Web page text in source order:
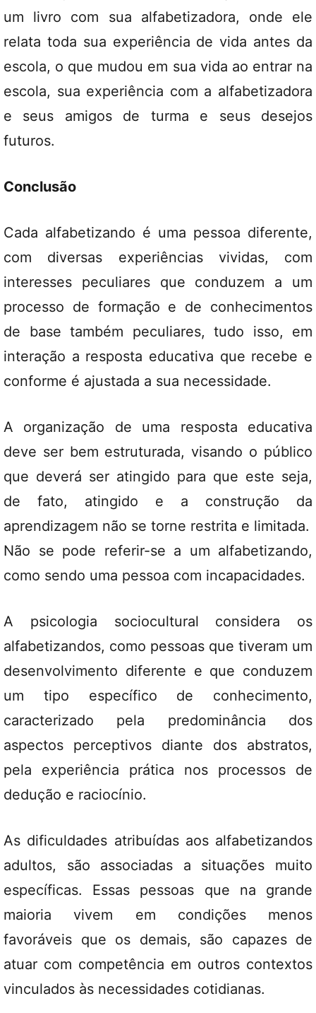
um livro com sua alfabetizadora, onde ele
relata toda sua experiência de vida antes da
escola, o que mudou em sua vida ao entrar na
escola, sua experiência com a alfabetizadora
e seus amigos de turma e seus desejos
futuros.
Conclusão
Cada alfabetizando é uma pessoa diferente,
com diversas experiências vividas, com
interesses peculiares que conduzem a um
processo de formação e de conhecimentos
de base também peculiares, tudo isso, em
interação a resposta educativa que recebe e
conforme é ajustada a sua necessidade.
A organização de uma resposta educativa
deve ser bem estruturada, visando o público
que deverá ser atingido para que este seja,
de fato, atingido e a construção da
aprendizagem não se torne restrita e limitada.
Não se pode referir-se a um alfabetizando,
como sendo uma pessoa com incapacidades.
A psicologia sociocultural considera os
alfabetizandos, como pessoas que tiveram um
desenvolvimento diferente e que conduzem
um tipo específico de conhecimento,
caracterizado pela predominância dos
aspectos perceptivos diante dos abstratos,
pela experiência prática nos processos de
dedução e raciocínio.
As dificuldades atribuídas aos alfabetizandos
adultos, são associadas a situações muito
específicas. Essas pessoas que na grande
maioria vivem em condições menos
favoráveis que os demais, são capazes de
atuar com competência em outros contextos
vinculados às necessidades cotidianas.